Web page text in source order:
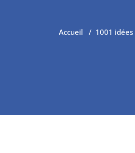
Accueil / 1001